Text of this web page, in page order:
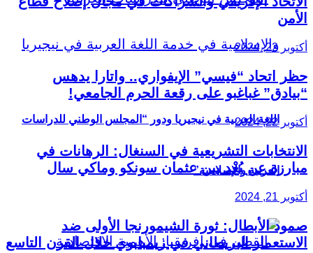
اللغة العربية في نيجيريا ودور “المجلس الوطني للدراسات
العربية والإسلامية”
الأمن
أكتوبر 22, 2024
حظر اتحاد “فيسي” الإيفواري.. واتارا يدهس
“بيادق” غباغبو على رقعة الحرم الجامعي!
أكتوبر 22, 2024
الانتخابات التشريعية في السنغال: الرهانات في
مبارزة عن بُعْد بين عثمان سونكو وماكي سال
أكتوبر 21, 2024
صمود الأبطال: ثورة الشيمورنجا الأولى ضد
الاستعمار البريطاني في زيمبابوي خلال القرن التاسع